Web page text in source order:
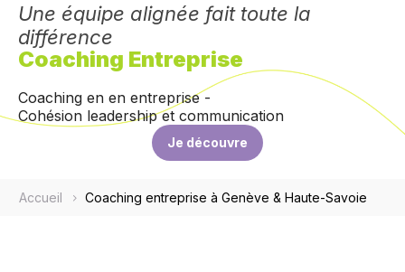
Une équipe alignée fait toute la
différence
Coaching Entreprise
Coaching en en entreprise -
Cohésion leadership et communication
Je découvre
Accueil Coaching entreprise à Genève & Haute-Savoie